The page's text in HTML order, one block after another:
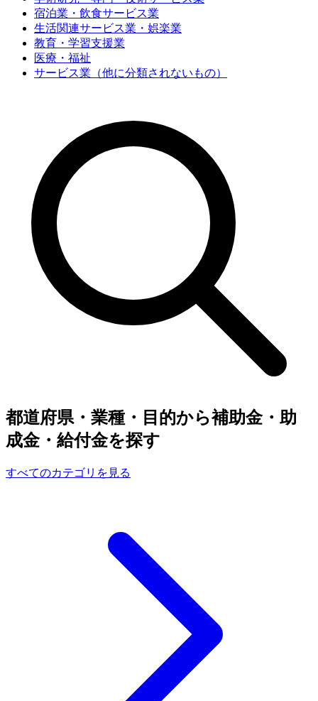
宿泊業・飲食サービス業
生活関連サービス業・娯楽業
教育・学習支援業
医療・福祉
サービス業（他に分類されないもの）
都道府県・業種・目的から補助金・助
成金・給付金を探す
すべてのカテゴリを見る